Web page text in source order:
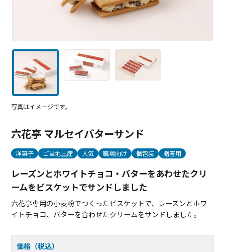
写真はイメージです。
六花亭 マルセイバターサンド
洋菓子 ご当地土産 人気 職場向け 個包装 贈答用
レーズンとホワイトチョコ・バターをあわせたクリ
ームをビスケットでサンドしました
六花亭専用の小麦粉でつくったビスケットで、レーズンとホワ
イトチョコ、バターを合わせたクリームをサンドしました。
価格（税込）